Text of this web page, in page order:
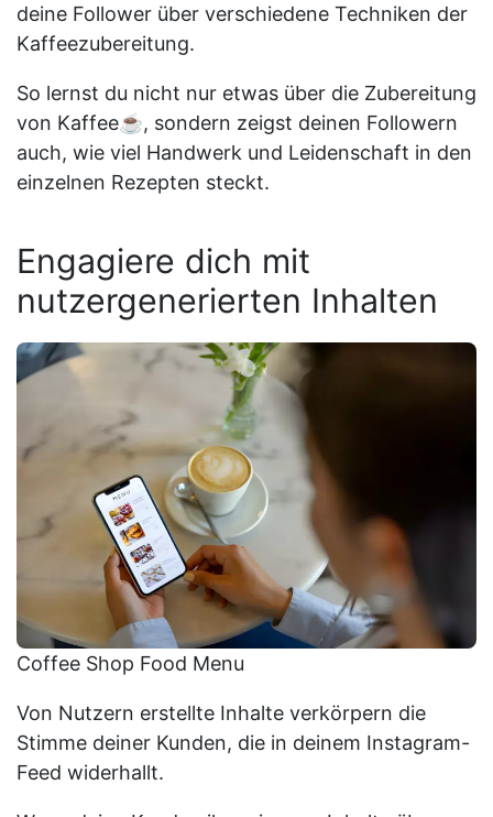
deine Follower über verschiedene Techniken der
Kaffeezubereitung.
So lernst du nicht nur etwas über die Zubereitung
von Kaffee☕, sondern zeigst deinen Followern
auch, wie viel Handwerk und Leidenschaft in den
einzelnen Rezepten steckt.
Engagiere dich mit
nutzergenerierten Inhalten
Coffee Shop Food Menu
Von Nutzern erstellte Inhalte verkörpern die
Stimme deiner Kunden, die in deinem Instagram-
Feed widerhallt.